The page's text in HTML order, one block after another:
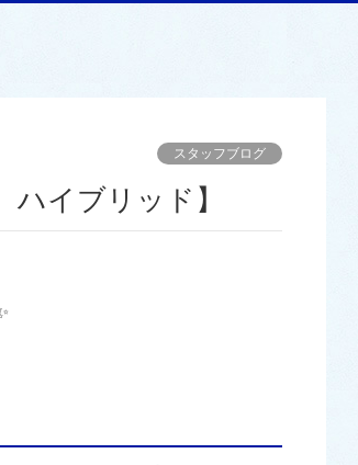
スタッフブログ
イブリッド】